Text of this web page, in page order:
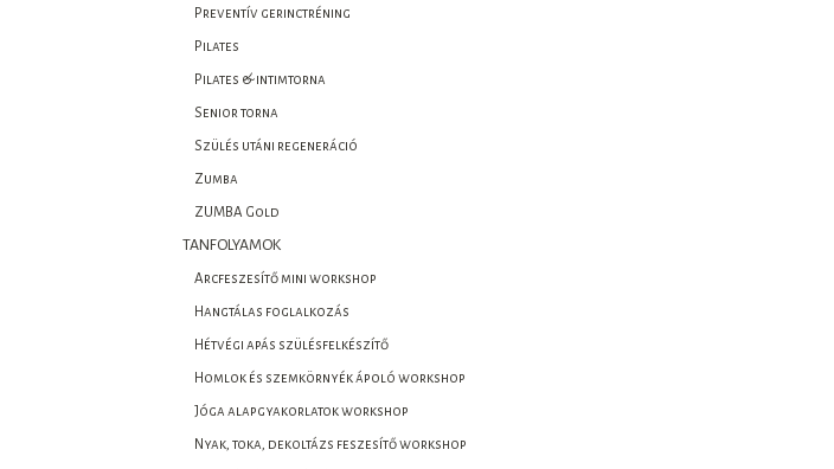
Preventív gerinctréning
Pilates
Pilates & intimtorna
Senior torna
Szülés utáni regeneráció
Zumba
ZUMBA Gold
TANFOLYAMOK
Arcfeszesítő mini workshop
Hangtálas foglalkozás
Hétvégi apás szülésfelkészítő
Homlok és szemkörnyék ápoló workshop
Jóga alapgyakorlatok workshop
Nyak, toka, dekoltázs feszesítő workshop